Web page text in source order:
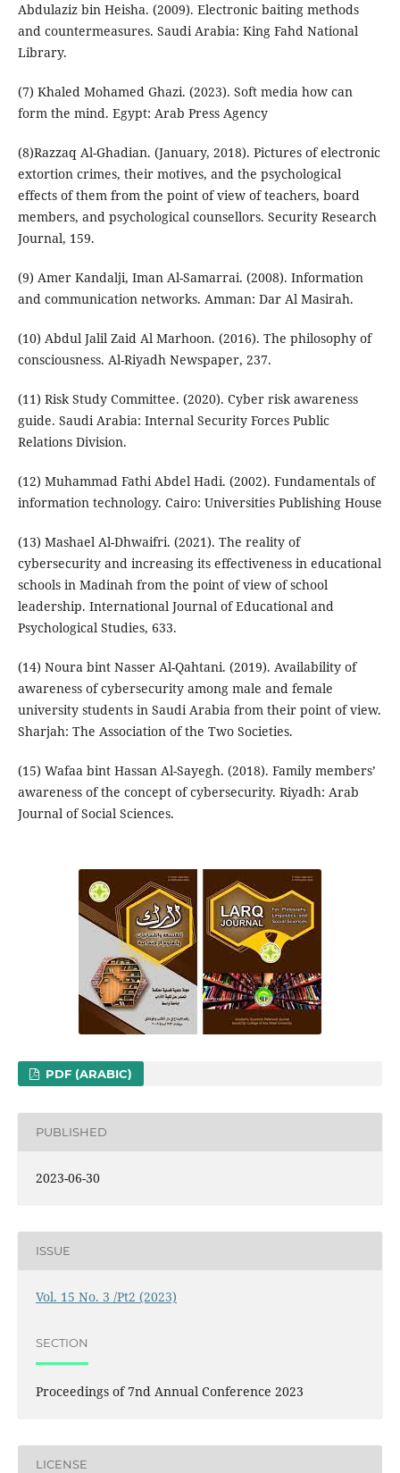
Abdulaziz bin Heisha. (2009). Electronic baiting methods
and countermeasures. Saudi Arabia: King Fahd National
Library.
(7) Khaled Mohamed Ghazi. (2023). Soft media how can
form the mind. Egypt: Arab Press Agency
(8)Razzaq Al-Ghadian. (January, 2018). Pictures of electronic
extortion crimes, their motives, and the psychological
effects of them from the point of view of teachers, board
members, and psychological counsellors. Security Research
Journal, 159.
(9) Amer Kandalji, Iman Al-Samarrai. (2008). Information
and communication networks. Amman: Dar Al Masirah.
(10) Abdul Jalil Zaid Al Marhoon. (2016). The philosophy of
consciousness. Al-Riyadh Newspaper, 237.
(11) Risk Study Committee. (2020). Cyber risk awareness
guide. Saudi Arabia: Internal Security Forces Public
Relations Division.
(12) Muhammad Fathi Abdel Hadi. (2002). Fundamentals of
information technology. Cairo: Universities Publishing House
(13) Mashael Al-Dhwaifri. (2021). The reality of
cybersecurity and increasing its effectiveness in educational
schools in Madinah from the point of view of school
leadership. International Journal of Educational and
Psychological Studies, 633.
(14) Noura bint Nasser Al-Qahtani. (2019). Availability of
awareness of cybersecurity among male and female
university students in Saudi Arabia from their point of view.
Sharjah: The Association of the Two Societies.
(15) Wafaa bint Hassan Al-Sayegh. (2018). Family members’
awareness of the concept of cybersecurity. Riyadh: Arab
Journal of Social Sciences.
PDF (ARABIC)
PUBLISHED
2023-06-30
ISSUE
Vol. 15 No. 3 /Pt2 (2023)
SECTION
Proceedings of 7nd Annual Conference 2023
LICENSE